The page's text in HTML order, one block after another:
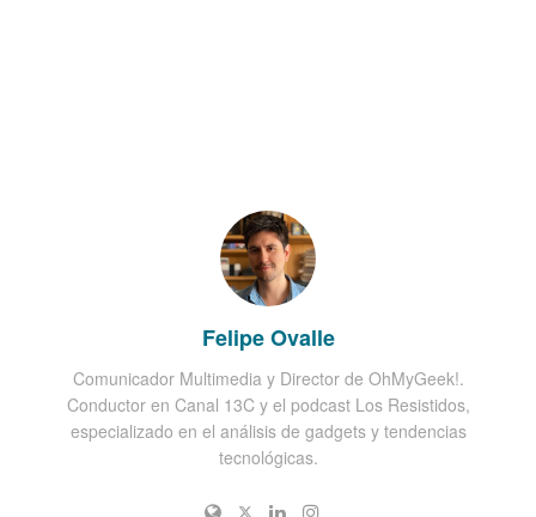
Felipe Ovalle
Comunicador Multimedia y Director de OhMyGeek!.
Conductor en Canal 13C y el podcast Los Resistidos,
especializado en el análisis de gadgets y tendencias
tecnológicas.